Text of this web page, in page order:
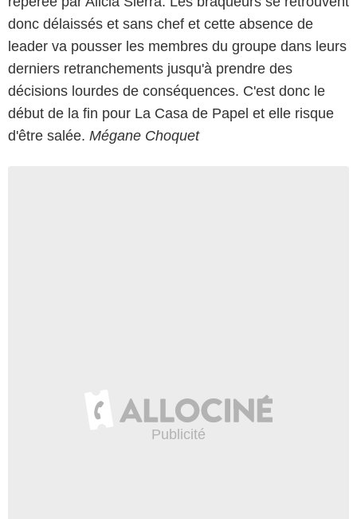
donc délaissés et sans chef et cette absence de
leader va pousser les membres du groupe dans leurs
derniers retranchements jusqu'à prendre des
décisions lourdes de conséquences. C'est donc le
début de la fin pour La Casa de Papel et elle risque
d'être salée. Mégane Choquet